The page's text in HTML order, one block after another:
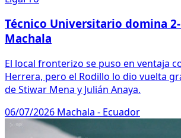
Técnico Universitario domina
Machala
El local fronterizo se puso en ventaja
Herrera, pero el Rodillo lo dio vuelta
de Stiwar Mena y Julián Anaya.
06/07/2026 Machala - Ecuador